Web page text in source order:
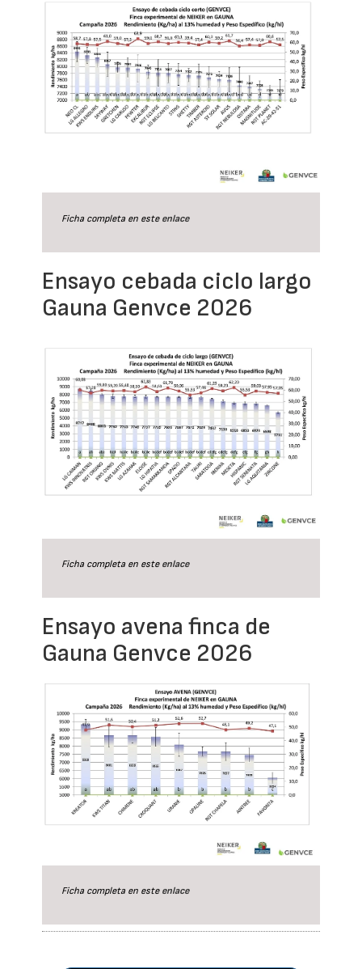
Ficha completa en este enlace
Ensayo cebada ciclo largo
Gauna Genvce 2026
Ficha completa en este enlace
Ensayo avena finca de
Gauna Genvce 2026
Ficha completa en este enlace